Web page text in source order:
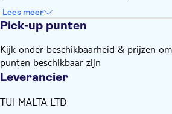
Lees meer
Pick-up punten
Kijk onder beschikbaarheid & prijzen
punten beschikbaar zijn
Leverancier
TUI MALTA LTD